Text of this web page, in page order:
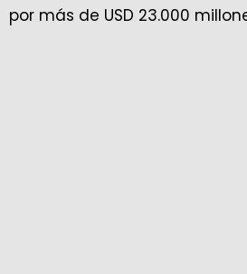
por más de USD 23.000